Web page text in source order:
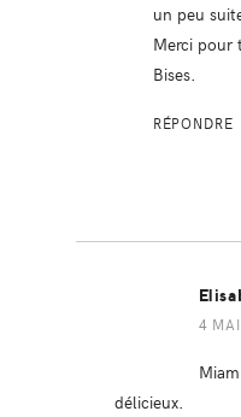
un peu
Merci pour
Bises.
RÉPONDRE
4
délicieux.